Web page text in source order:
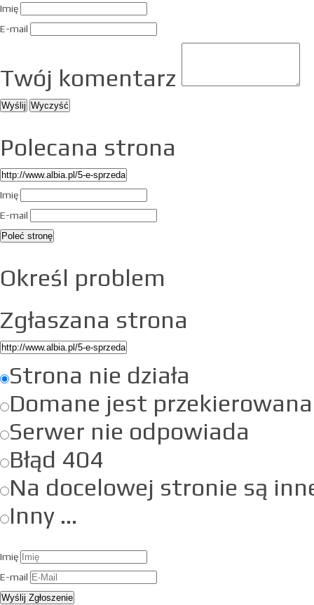
Imię
E-mail
Twój komentarz
Polecana strona
Imię
E-mail
Określ problem
Zgłaszana strona
Strona nie działa
Domane jest przekierowana
Serwer nie odpowiada
Błąd 404
Na docelowej stronie są
Inny ...
Imię
E-mail